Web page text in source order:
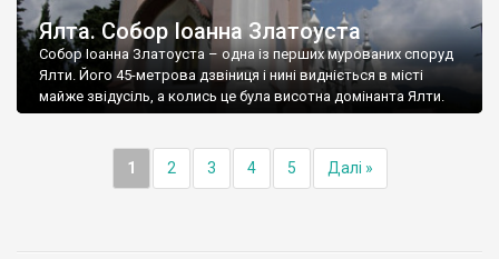
Ялта. Собор Іоанна Златоуста
Собор Іоанна Златоуста – одна із перших мурованих споруд
Ялти. Його 45-метрова дзвіниця і нині видніється в місті
майже звідусіль, а колись це була висотна домінанта Ялти.
1 2 3 4 5 Далі »